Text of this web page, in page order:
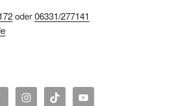
oder06331/277141